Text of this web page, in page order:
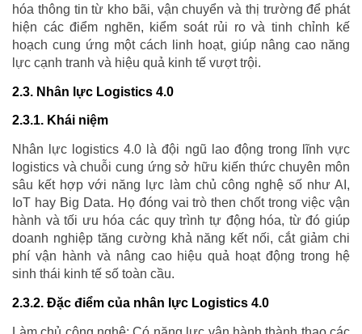
hóa thông tin từ kho bãi, vận chuyển và thị trường để phát
hiện các điểm nghẽn, kiểm soát rủi ro và tinh chỉnh kế
hoạch cung ứng một cách linh hoạt, giúp nâng cao năng
lực cạnh tranh và hiệu quả kinh tế vượt trội.
2.3. Nhân lực Logistics 4.0
2.3.1. Khái niệm
Nhân lực logistics 4.0 là đội ngũ lao động trong lĩnh vực
logistics và chuỗi cung ứng sở hữu kiến thức chuyên môn
sâu kết hợp với năng lực làm chủ công nghệ số như AI,
IoT hay Big Data. Họ đóng vai trò then chốt trong việc vận
hành và tối ưu hóa các quy trình tự động hóa, từ đó giúp
doanh nghiệp tăng cường khả năng kết nối, cắt giảm chi
phí vận hành và nâng cao hiệu quả hoạt động trong hệ
sinh thái kinh tế số toàn cầu.
2.3.2. Đặc điểm của nhân lực Logistics 4.0